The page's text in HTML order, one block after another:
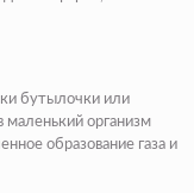
бутылочки или
организм
образование газа и